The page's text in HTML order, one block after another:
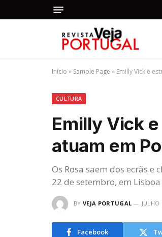
Início » Sample Page » Emilly Vick e
CULTURA
Emilly Vick
atuam em
Os Rosa saem dos ecrãs e
22 de setembro, em
BY VEJA PORTUGAL JULHO
Facebook